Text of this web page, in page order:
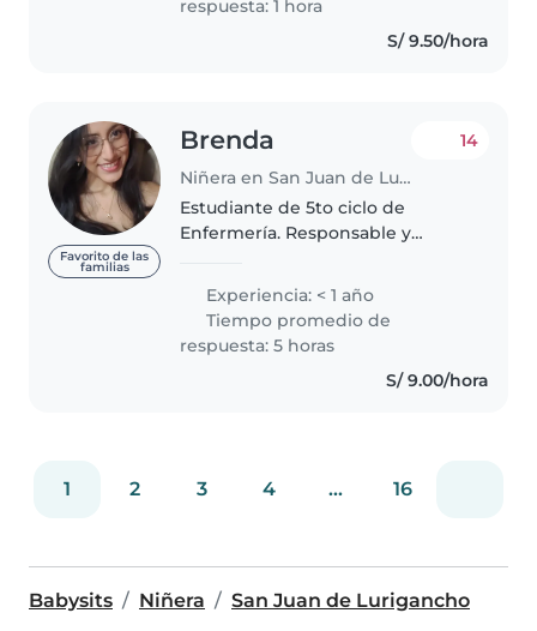
respuesta: 1 hora
S/ 9.50/hora
Favorito de las
familias
Brenda
Niñera en San Juan de Lurigancho
14
Estudiante de 5to ciclo de
Enfermería. Responsable y
de estimulación temprana y
experiencia formativa y
voluntaria en el
acompañamiento de niños.
Experiencia: < 1 año
Tiempo promedio de
respuesta: 5 horas
S/ 9.00/hora
1 2 3 4 ... 16
Babysits Niñera San Juan de Lurigancho